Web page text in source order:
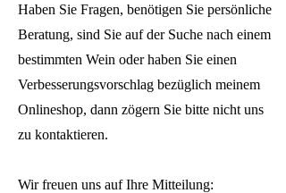
Haben Sie Fragen, benötigen Sie persönliche
Beratung, sind Sie auf der Suche nach einem
bestimmten Wein oder haben Sie einen
Verbesserungsvorschlag bezüglich meinem
Onlineshop, dann zögern Sie bitte nicht uns
zu kontaktieren.
Wir freuen uns auf Ihre Mitteilung: